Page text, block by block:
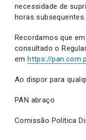
necessidade de
horas subsequentes.
Recordamos que
consultado o
emhttps://
Ao dispor para
PAN abraço
Comissão Política